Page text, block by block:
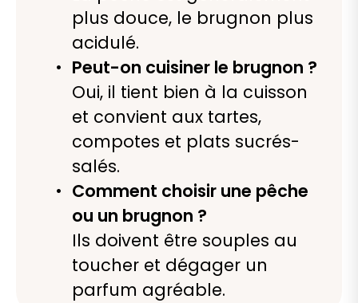
plus douce, le brugnon plus
acidulé.
Peut-on cuisiner le brugnon ?
Oui, il tient bien à la cuisson
et convient aux tartes,
compotes et plats sucrés-
salés.
Comment choisir une pêche
ou un brugnon ?
Ils doivent être souples au
toucher et dégager un
parfum agréable.